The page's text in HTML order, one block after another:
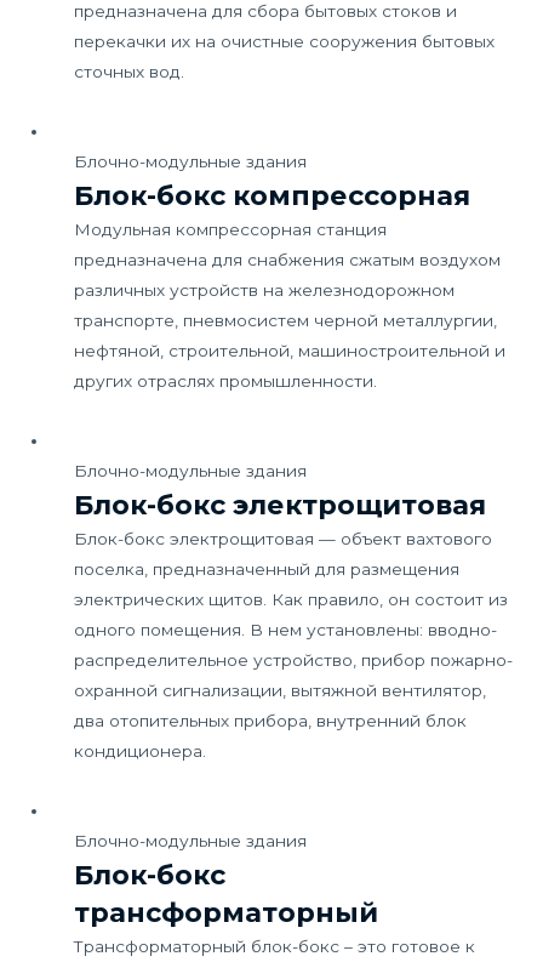
предназначена для сбора бытовых стоков и
перекачки их на очистные сооружения бытовых
сточных вод.
Блочно-модульные здания
Блок-бокс компрессорная
Модульная компрессорная станция
предназначена для снабжения сжатым воздухом
различных устройств на железнодорожном
транспорте, пневмосистем черной металлургии,
нефтяной, строительной, машиностроительной и
других отраслях промышленности.
Блочно-модульные здания
Блок-бокс электрощитовая
Блок-бокс электрощитовая — объект вахтового
поселка, предназначенный для размещения
электрических щитов. Как правило, он состоит из
одного помещения. В нем установлены: вводно-
распределительное устройство, прибор пожарно-
охранной сигнализации, вытяжной вентилятор,
два отопительных прибора, внутренний блок
кондиционера.
Блочно-модульные здания
Блок-бокс
трансформаторный
Трансформаторный блок-бокс – это готовое к